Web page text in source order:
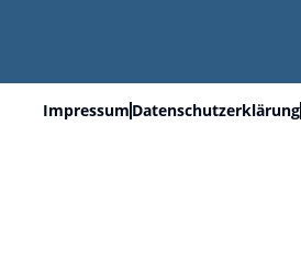
Impressum Datenschutzerklärung